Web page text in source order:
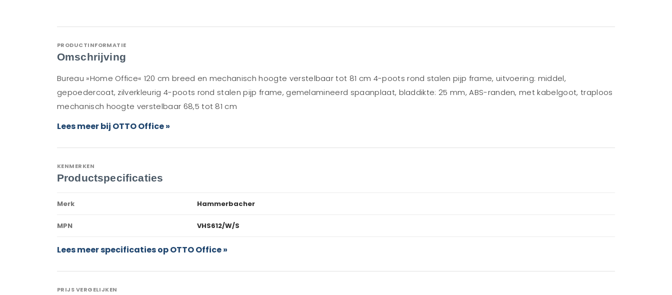
PRODUCTINFORMATIE
Omschrijving
Bureau »Home Office« 120 cm breed en mechanisch hoogte verstelbaar tot 81 cm 4-poots rond stalen pijp frame, uitvoering: middel,
gepoedercoat, zilverkleurig 4-poots rond stalen pijp frame, gemelamineerd spaanplaat, bladdikte: 25 mm, ABS-randen, met kabelgoot, traploos
mechanisch hoogte verstelbaar 68,5 tot 81 cm
Lees meer bij OTTO Office »
KENMERKEN
Productspecificaties
Merk Hammerbacher
MPN VHS612/W/S
Lees meer specificaties op OTTO Office »
PRIJS VERGELIJKEN